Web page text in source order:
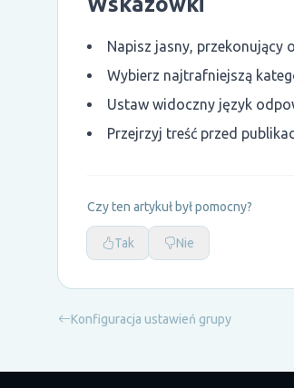
Napisz jasny, przekonujący
Wybierz najtrafniejszą
Ustaw widoczny język
Przejrzyj treść przed
Czy ten artykuł był pomocny?
Tak Nie
Konfiguracja ustawień grupy